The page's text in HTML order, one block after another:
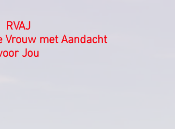
RVAJ
Vrouw met Aandacht
Jou